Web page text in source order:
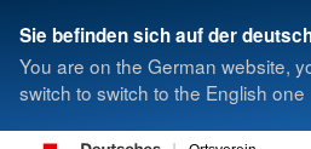
Sie befinden sich auf der
You are on the German website,
switch to switch to the English one